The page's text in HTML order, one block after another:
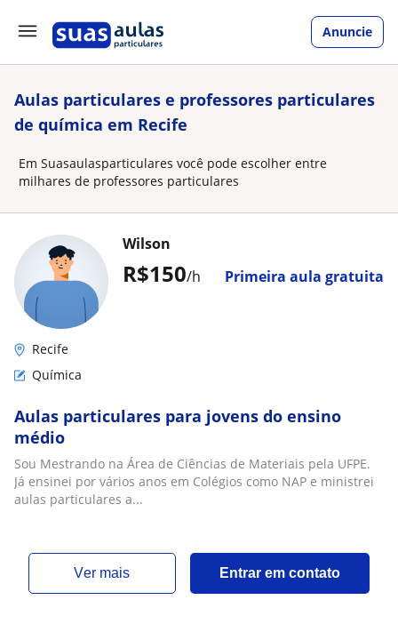
Anuncie
Aulas particulares e professores particulares
de química em Recife
Em Suasaulasparticulares você pode escolher entre
milhares de professores particulares
R$150/h Primeira aula gratuita
Wilson
Recife
Química
Aulas particulares para jovens do ensino
médio
Sou Mestrando na Área de Ciências de Materiais pela UFPE.
Já ensinei por vários anos em Colégios como NAP e ministrei
aulas particulares a...
ver mais Entrar em contato